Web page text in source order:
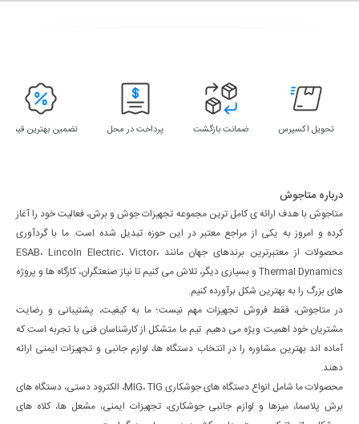
تحویل اکسپرس ضمانت بازگشت پرداخت در محل تضمین بهترین قیمت
درباره متاجوش
متاجوش با هدف ارائه ی کامل ترین مجموعه تجهیزات جوش و برش، فعالیت خود را آغاز
کرده و امروز به یکی از مراجع معتبر در این حوزه تبدیل شده است. ما با گردآوری
محصولات از معتبرترین برندهای جهان مانند ESAB، Lincoln Electric، Victor،
Thermal Dynamics و بسیاری دیگر، تلاش می کنیم تا نیاز صنعتگران، کارگاه ها و پروژه
های بزرگ را به بهترین شکل برآورده کنیم.
در متاجوش، فقط فروش تجهیزات مهم نیست؛ ما به کیفیت، پشتیبانی و رضایت
مشتریان خود اهمیت ویژه می دهیم. تیم ما متشکل از کارشناسان فنی با تجربه است که
آماده اند بهترین مشاوره را در انتخاب دستگاه ها، لوازم جانبی و تجهیزات ایمنی ارائه
دهند.
محصولات ما شامل انواع دستگاه های جوشکاری MIG، TIG، الکترود دستی، دستگاه های
برش پلاسما، میزها و لوازم جانبی جوشکاری، تجهیزات ایمنی، مشعل ها، کلاه های